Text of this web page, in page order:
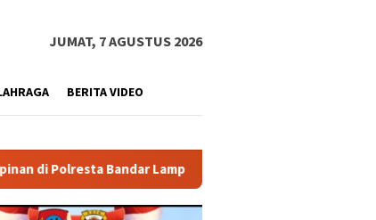
JUMAT, 7 AGUSTUS 2026
BERITA VIDEO
Lampung Pemprov Lampung Buka PJJ SMA 2026,